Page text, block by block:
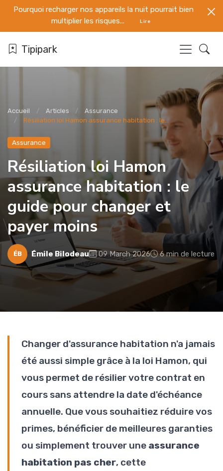
Pourquoi recharger nos appareils la nuit pourrait bien
multiplier les risques...
Lire
Tipipark
Accueil Articles
Assurance
Résiliation loi Hamon assurance habitation : le...
Assurance
Résiliation loi Hamon
assurance habitation : le
guide pour changer et
payer moins
ÉB Émile Bilodeau 09 March 2026 6 min de lecture
Changer d'assurance habitation n'a jamais
été aussi simple grâce à la loi Hamon, qui
vous permet de résilier votre contrat en
cours sans attendre la date d'échéance
annuelle. Que vous souhaitiez réduire vos
primes, bénéficier de meilleures garanties
ou simplement trouver une assurance
habitation pas cher, cette